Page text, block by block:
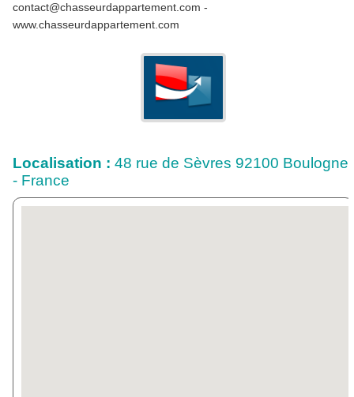
contact@chasseurdappartement.com -
www.chasseurdappartement.com
Localisation : 48 rue de Sèvres 92100 Boulogne
- France